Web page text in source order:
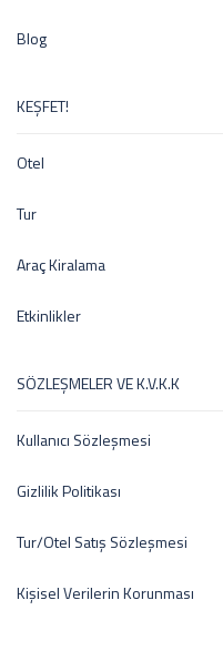
Blog
KEŞFET!
Otel
Tur
Araç Kiralama
Etkinlikler
SÖZLEŞMELER VE K.V.K.K
Kullanıcı Sözleşmesi
Gizlilik Politikası
Tur/Otel Satış Sözleşmesi
Kişisel Verilerin Korunması